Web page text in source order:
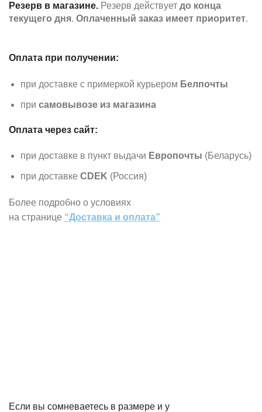
Резерв в магазине. Резерв действует до конца
текущего дня. Оплаченный заказ имеет приоритет.
Оплата при получении:
при доставке с примеркой курьером Белпочты
при самовывозе из магазина
Оплата через сайт:
при доставке в пункт выдачи Европочты (Беларусь)
при доставке CDEK (Россия)
Более подробно о условиях
на странице “Доставка и оплата”
Если вы сомневаетесь в размере и у